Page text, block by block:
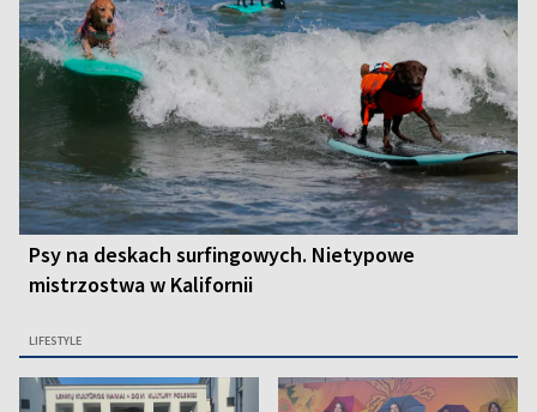
Psy na deskach surfingowych. Nietypowe
mistrzostwa w Kalifornii
LIFESTYLE